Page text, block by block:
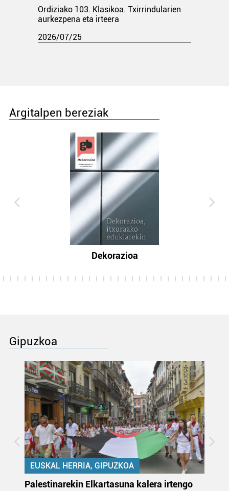
Ordiziako 103. Klasikoa. Txirrindularien
aurkezpena eta irteera
2026/07/25
Argitalpen bereziak
Dekorazioa
Gipuzkoa
EUSKAL HERRIA, GIPUZKOA
Palestinarekin Elkartasuna kalera irtengo